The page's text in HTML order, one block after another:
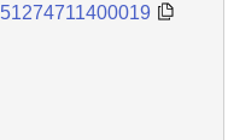
51274711400019